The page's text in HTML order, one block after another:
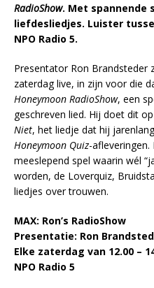
RadioShow. Met spannende
liefdesliedjes. Luister
NPO Radio 5.
Presentator Ron Brandsteder
zaterdag live, in zijn voor die
Honeymoon RadioShow, een
geschreven lied. Hij doet dit
Niet, het liedje dat hij
Honeymoon Quiz-afleveringen.
meeslepend spel waarin wél
worden, de Loverquiz,
liedjes over trouwen.
MAX: Ron’s RadioShow
Presentatie: Ron
Elke zaterdag van 12.00 –
NPO Radio 5